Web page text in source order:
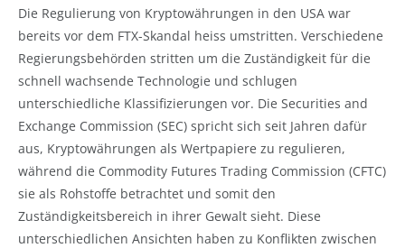
Die Regulierung von Kryptowährungen in den USA war
bereits vor dem FTX-Skandal heiss umstritten. Verschiedene
Regierungsbehörden stritten um die Zuständigkeit für die
schnell wachsende Technologie und schlugen
unterschiedliche Klassifizierungen vor. Die Securities and
Exchange Commission (SEC) spricht sich seit Jahren dafür
aus, Kryptowährungen als Wertpapiere zu regulieren,
während die Commodity Futures Trading Commission (CFTC)
sie als Rohstoffe betrachtet und somit den
Zuständigkeitsbereich in ihrer Gewalt sieht. Diese
unterschiedlichen Ansichten haben zu Konflikten zwischen